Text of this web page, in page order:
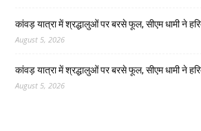
कांवड़ यात्रा में श्रद्धालुओं पर बरसे फूल, सीएम धामी ने
August 5, 2026
कांवड़ यात्रा में श्रद्धालुओं पर बरसे फूल, सीएम धामी ने
August 5, 2026